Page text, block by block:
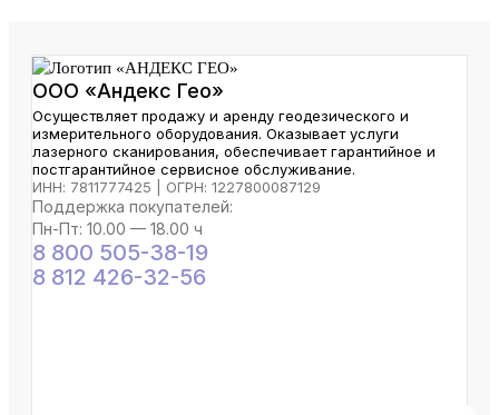
ООО «Андекс Гео»
Осуществляет продажу и аренду геодезического и
измерительного оборудования. Оказывает услуги
лазерного сканирования, обеспечивает гарантийное и
постгарантийное сервисное обслуживание.
ИНН: 7811777425 | ОГРН: 1227800087129
Поддержка покупателей:
Пн-Пт: 10.00 — 18.00 ч
8 800 505-38-19
8 812 426-32-56